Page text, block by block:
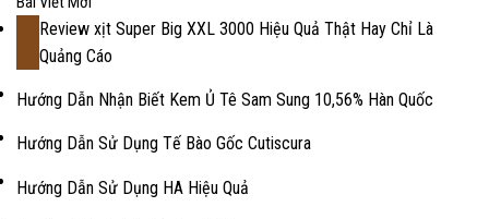
Review xịt Super Big XXL 3000 Hiệu Quả Thật Hay Chỉ Là
Quảng Cáo
Hướng Dẫn Nhận Biết Kem Ủ Tê Sam Sung 10,56% Hàn Quốc
Hướng Dẫn Sử Dụng Tế Bào Gốc Cutiscura
Hướng Dẫn Sử Dụng HA Hiệu Quả